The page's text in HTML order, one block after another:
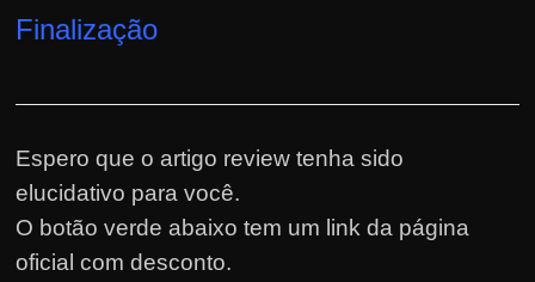
Finalização
Espero que o artigo review tenha sido
elucidativo para você.
O botão verde abaixo tem um link da página
oficial com desconto.